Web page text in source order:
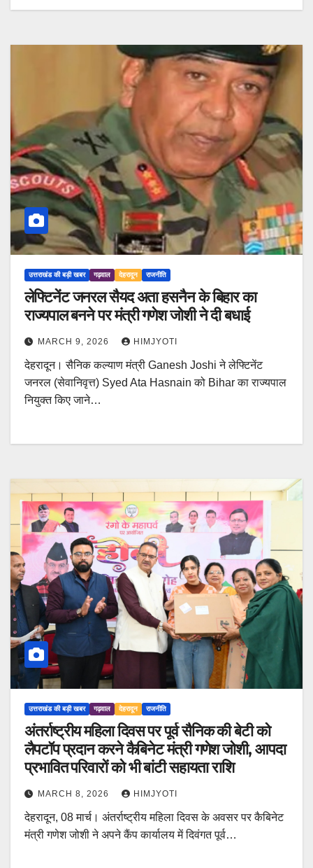
उत्तराखंड की बड़ी खबर गढ़वाल देहरादून राजनीति
लेफ्टिनेंट जनरल सैयद अता हसनैन के बिहार का
राज्यपाल बनने पर मंत्री गणेश जोशी ने दी बधाई
MARCH 9, 2026 HIMJYOTI
देहरादून। सैनिक कल्याण मंत्री Ganesh Joshi ने लेफ्टिनेंट
जनरल (सेवानिवृत्त) Syed Ata Hasnain को Bihar का राज्यपाल
नियुक्त किए जाने…
उत्तराखंड की बड़ी खबर गढ़वाल देहरादून राजनीति
अंतर्राष्ट्रीय महिला दिवस पर पूर्व सैनिक की बेटी को
लैपटॉप प्रदान करने कैबिनेट मंत्री गणेश जोशी, आपदा
प्रभावित परिवारों को भी बांटी सहायता राशि
MARCH 8, 2026 HIMJYOTI
देहरादून, 08 मार्च। अंतर्राष्ट्रीय महिला दिवस के अवसर पर कैबिनेट
मंत्री गणेश जोशी ने अपने कैंप कार्यालय में दिवंगत पूर्व…